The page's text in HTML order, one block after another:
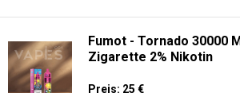
Fumot - Tornado 30000
Zigarette 2% Nikotin
Preis: 25 €